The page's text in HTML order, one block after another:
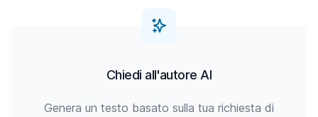
Chiedi all'autore AI
Genera un testo basato sulla tua richiesta di